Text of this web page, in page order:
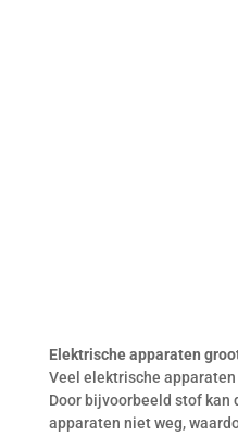
Elektrische apparaten
Veel elektrische
Door bijvoorbeeld stof kan
apparaten niet weg,